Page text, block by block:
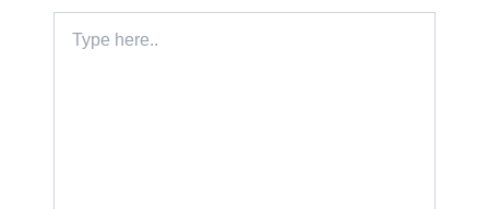
here..